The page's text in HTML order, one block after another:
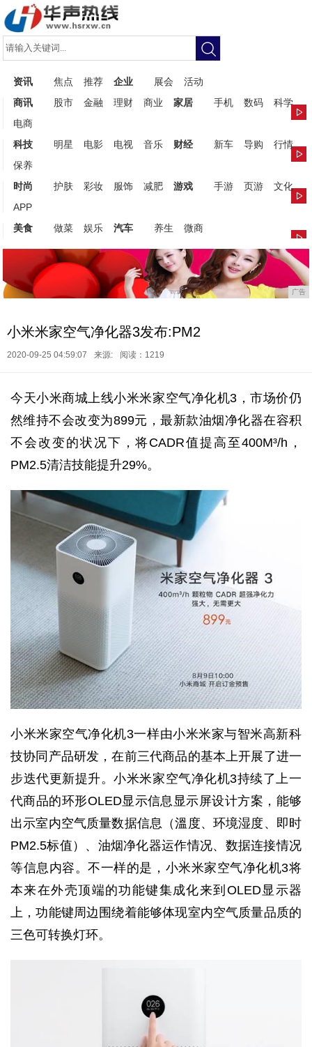
资讯 焦点 推荐 企业 展会
活动
商讯
股市 金融 理财 商业 家居 手机 数码
科学
电商
科技
明星 电影 电视 音乐 财经 新车 导购
行情
保养
时尚
护肤 彩妆 服饰 减肥 游戏 手游 页游
文化
APP
美食
做菜 娱乐 汽车 养生 微商
广告
小米米家空气净化器3发布:PM2
2020-09-25 04:59:07 来源: 阅读：1219
今天小米商城上线小米米家空气净化机3，市场价仍
然维持不会改变为899元，最新款油烟净化器在容积
不会改变的状况下，将CADR值提高至400M³/h，
PM2.5清洁技能提升29%。
小米米家空气净化机3一样由小米米家与智米高新科
技协同产品研发，在前三代商品的基本上开展了进一
步迭代更新提升。小米米家空气净化机3持续了上一
代商品的环形OLED显示信息显示屏设计方案，能够
出示室内空气质量数据信息（溫度、环境湿度、即时
PM2.5标值）、油烟净化器运作情况、数据连接情况
等信息内容。不一样的是，小米米家空气净化机3将
本来在外壳顶端的功能键集成化来到OLED显示器
上，功能键周边围绕着能够体现室内空气质量品质的
三色可转换灯环。